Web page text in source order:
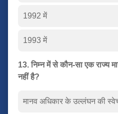
1992 में
1993 में
13. निम्न में से कौन-सा एक राज्य
नहीं है?
मानव अधिकार के उल्लंघन की